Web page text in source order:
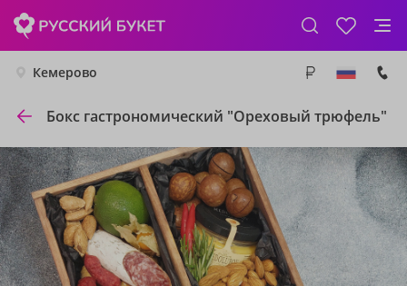
Кемерово
Бокс гастрономический "Ореховый трюфель"